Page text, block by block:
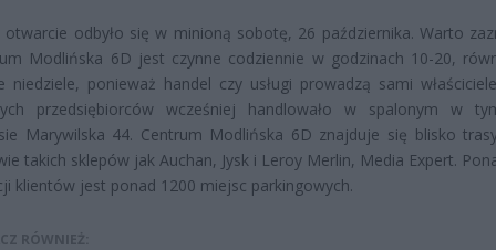
otwarcie odbyło się w minioną sobotę, 26 października. Warto
Modlińska 6D jest czynne codziennie w godzinach 10-20,
niedziele, ponieważ handel czy usługi prowadzą sami
przedsiębiorców wcześniej handlowało w spalonym w
Marywilska 44. Centrum Modlińska 6D znajduje się blisko
takich sklepów jak Auchan, Jysk i Leroy Merlin, Media Expert.
klientów jest ponad 1200 miejsc parkingowych.
RÓWNIEŻ: